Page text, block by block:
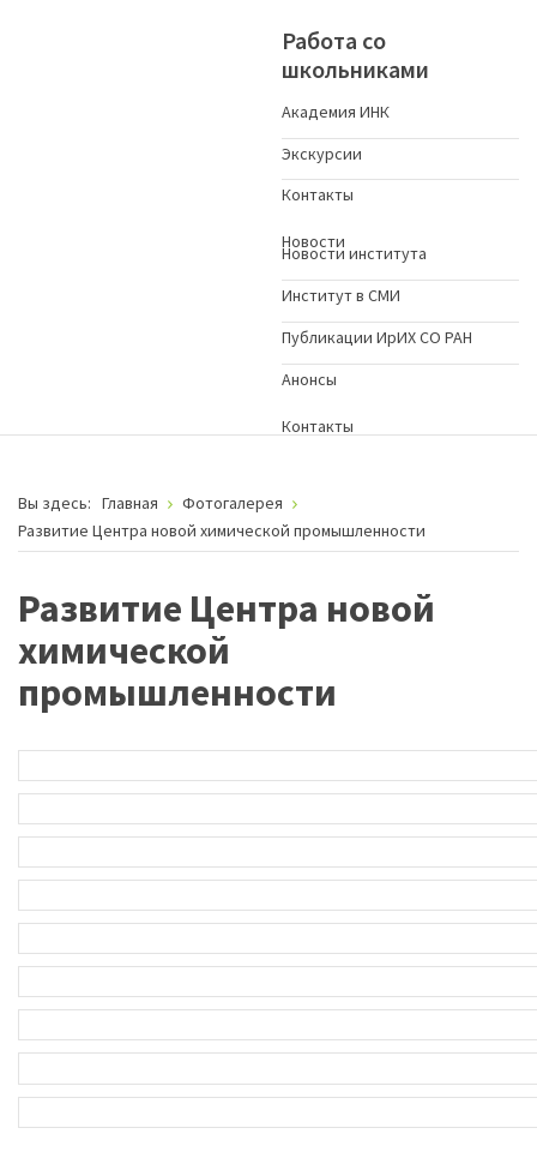
Работа со
школьниками
Академия ИНК
Экскурсии
Контакты
Новости
Новости института
Институт в СМИ
Публикации ИрИХ СО РАН
Анонсы
Контакты
Вы здесь: Главная
Фотогалерея
Развитие Центра новой химической промышленности
Развитие Центра новой
химической
промышленности